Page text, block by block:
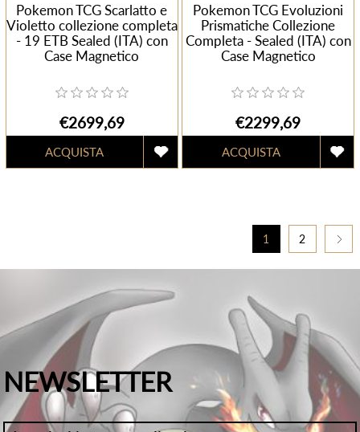
Pokemon TCG Scarlatto e
Violetto collezione completa
- 19 ETB Sealed (ITA) con
Case Magnetico
€2699,69
Pokemon TCG Evoluzioni
Prismatiche Collezione
Completa - Sealed (ITA) con
Case Magnetico
€2299,69
1 2
NEWSLETTER